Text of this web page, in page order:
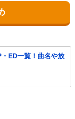
ED一覧！曲名や放